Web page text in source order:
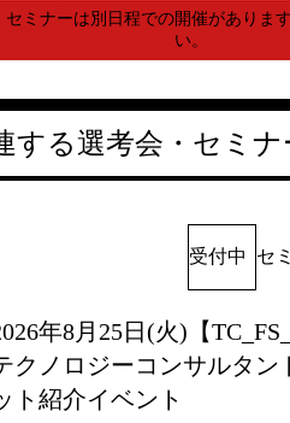
ミナーは別日程での開催があります
い。
する選考会・セミナ
受付中 セ
年8月25日(火)【
クノロジーコンサルタン
ト紹介イベント